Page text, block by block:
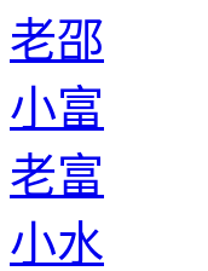
老邵
小富
老富
小水